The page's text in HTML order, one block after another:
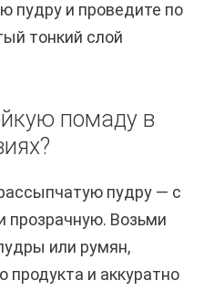
пудру и проведите по
тонкий слой
помаду в
пудру — с
прозрачную. Возьми
или румян,
продукта и аккуратно